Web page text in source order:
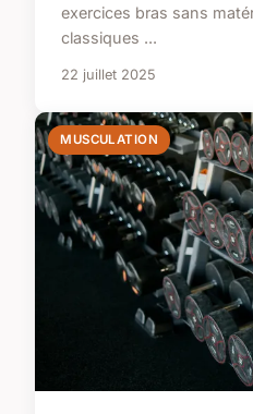
exercices bras sans
classiques ...
22 juillet 2025
MUSCULATION